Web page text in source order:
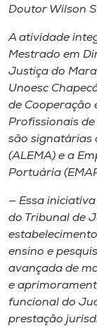
Selecione
o idioma
A+
A-
Doutor Wilson
A atividade
Mestrado em
Justiça do
Unoesc
de Cooperação
Profissionais
são signatárias
(ALEMA) e a
Portuária
— Essa
do Tribunal de
ensino e
avançada de
e
funcional do
prestação